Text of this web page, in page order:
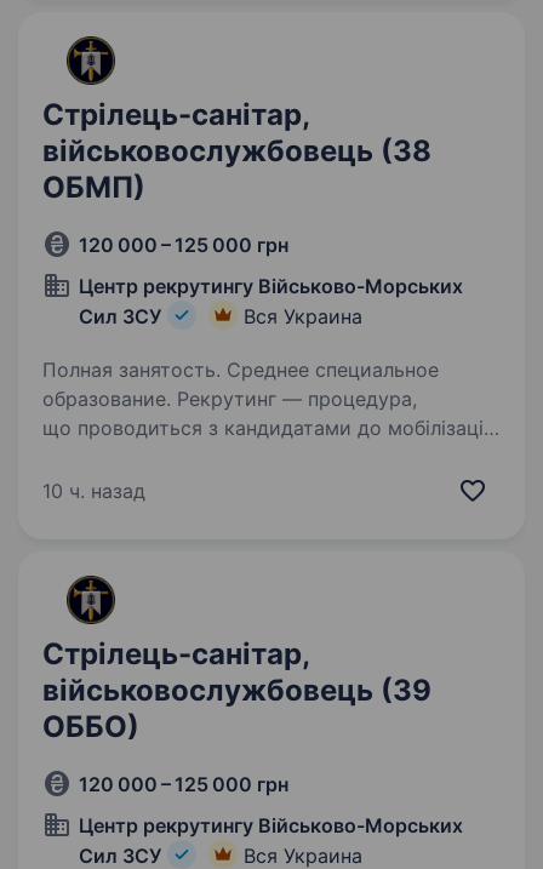
Стрілець-санітар,
військовослужбовець (38
ОБМП)
120 000 – 125 000 грн
Центр рекрутингу Військово-Морських
Сил ЗСУ
Вся Украина
Полная занятость. Среднее специальное
образование. Рекрутинг — процедура,
що проводиться з кандидатами до мобілізації!
можливість обрати місце служби та отримати
10 ч. назад
Стрілець-санітар,
військовослужбовець (39
ОББО)
120 000 – 125 000 грн
Центр рекрутингу Військово-Морських
Сил ЗСУ
Вся Украина